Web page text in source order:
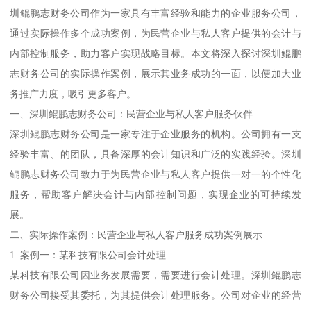
圳鲲鹏志财务公司作为一家具有丰富经验和能力的企业服务公司，
通过实际操作多个成功案例，为民营企业与私人客户提供的会计与
内部控制服务，助力客户实现战略目标。本文将深入探讨深圳鲲鹏
志财务公司的实际操作案例，展示其业务成功的一面，以便加大业
务推广力度，吸引更多客户。
一、深圳鲲鹏志财务公司：民营企业与私人客户服务伙伴
深圳鲲鹏志财务公司是一家专注于企业服务的机构。公司拥有一支
经验丰富、的团队，具备深厚的会计知识和广泛的实践经验。深圳
鲲鹏志财务公司致力于为民营企业与私人客户提供一对一的个性化
服务，帮助客户解决会计与内部控制问题，实现企业的可持续发
展。
二、实际操作案例：民营企业与私人客户服务成功案例展示
1. 案例一：某科技有限公司会计处理
某科技有限公司因业务发展需要，需要进行会计处理。深圳鲲鹏志
财务公司接受其委托，为其提供会计处理服务。公司对企业的经营